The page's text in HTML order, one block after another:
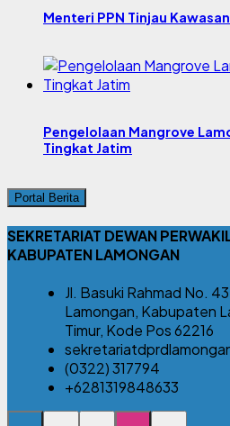
Menteri PPN Tinjau
Pengelolaan Mangrove
Tingkat Jatim
Portal Berita
SEKRETARIAT DEWAN
KABUPATEN LAMONGAN
Jl. Basuki Rahmad No.
Lamongan, Kabupaten
Timur, Kode Pos 62216
(0322) 317794
+6281319848633